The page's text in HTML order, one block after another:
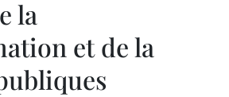
la
et de la